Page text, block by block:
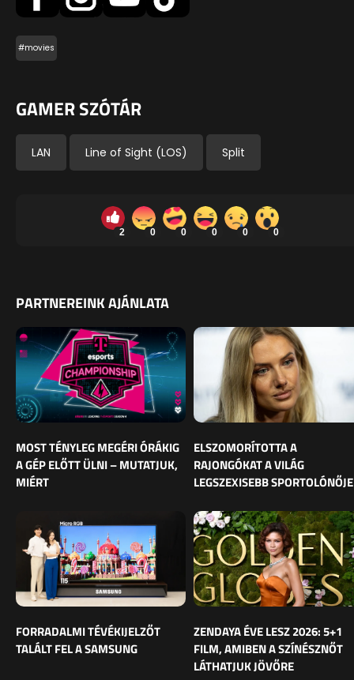
#movies
GAMER SZÓTÁR
LAN Line of Sight (LOS) Split
2 0 0 0 0 0
PARTNEREINK AJÁNLATA
MOST TÉNYLEG MEGÉRI ÓRÁKIG
A GÉP ELŐTT ÜLNI – MUTATJUK,
MIÉRT
ELSZOMORÍTOTTA A
RAJONGÓKAT A VILÁG
LEGSZEXISEBB SPORTOLÓNŐJE
FORRADALMI TÉVÉKIJELZŐT
TALÁLT FEL A SAMSUNG
ZENDAYA ÉVE LESZ 2026: 5+1
FILM, AMIBEN A SZÍNÉSZNŐT
LÁTHATJUK JÖVŐRE